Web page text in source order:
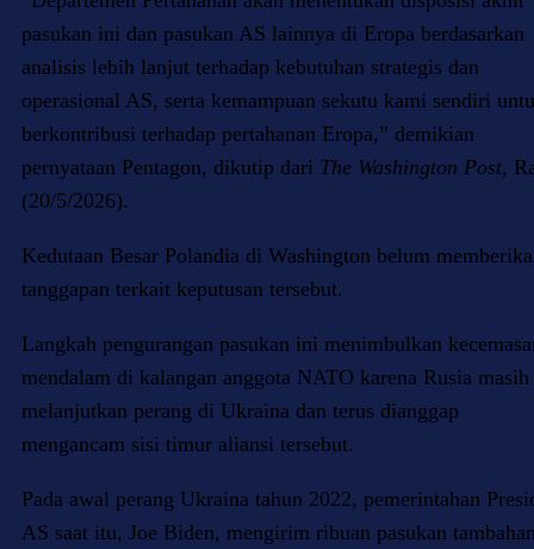
pasukan ini dan pasukan AS lainnya di Eropa berdasarkan
analisis lebih lanjut terhadap kebutuhan strategis dan
operasional AS, serta kemampuan sekutu kami sendiri
berkontribusi terhadap pertahanan Eropa,” demikian
pernyataan Pentagon, dikutip dari The Washington Post,
(20/5/2026).
Kedutaan Besar Polandia di Washington belum
tanggapan terkait keputusan tersebut.
Langkah pengurangan pasukan ini menimbulkan
mendalam di kalangan anggota NATO karena Rusia masih
melanjutkan perang di Ukraina dan terus dianggap
mengancam sisi timur aliansi tersebut.
Pada awal perang Ukraina tahun 2022, pemerintahan
AS saat itu, Joe Biden, mengirim ribuan pasukan